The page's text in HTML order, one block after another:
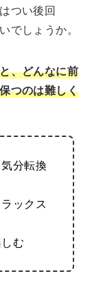
つい後回
でしょうか。
、どんなに前
つのは難しく
分転換
ックス
む